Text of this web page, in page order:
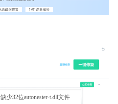
缺少32位autonester-t.dll文件